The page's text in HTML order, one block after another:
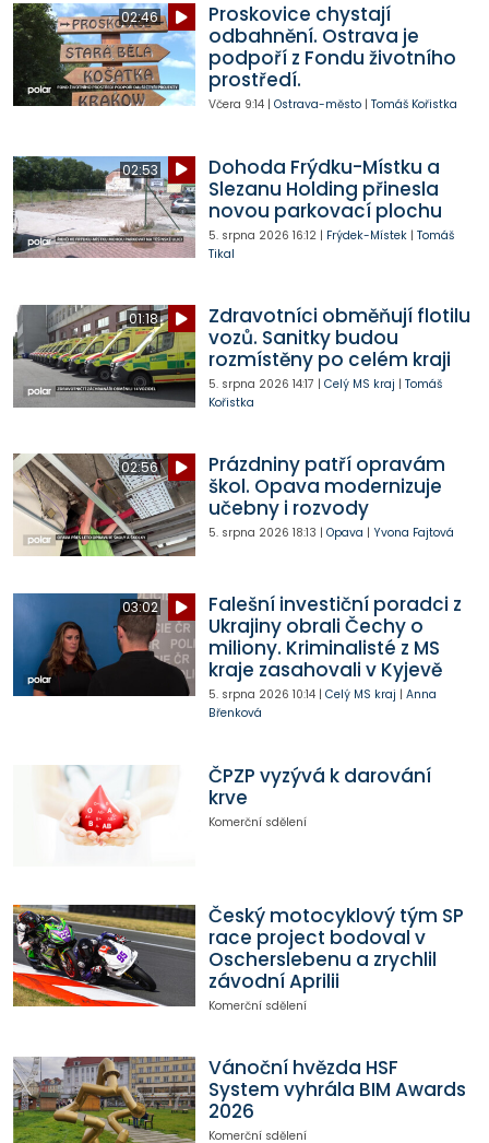
02:46
Proskovice chystají
odbahnění. Ostrava je
podpoří z Fondu životního
prostředí.
Včera 9:14| Ostrava-město| Tomáš Kořistka
02:53
Dohoda Frýdku-Místku a
Slezanu Holding přinesla
novou parkovací plochu
5. srpna 2026 16:12| Frýdek-Místek| Tomáš
Tikal
01:18
Zdravotníci obměňují flotilu
vozů. Sanitky budou
rozmístěny po celém kraji
5. srpna 2026 14:17 | Celý MS kraj | Tomáš
Kořistka
02:56
Prázdniny patří opravám
škol. Opava modernizuje
učebny i rozvody
5. srpna 2026 18:13 | Opava | Yvona Fajtová
03:02
Falešní investiční poradci z
Ukrajiny obrali Čechy o
miliony. Kriminalisté z MS
kraje zasahovali v Kyjevě
5. srpna 2026 10:14| Celý MS kraj | Anna
Břenková
ČPZP vyzývá k darování
krve
Komerční sdělení
Český motocyklový tým SP
race project bodoval v
Oscherslebenu a zrychlil
závodní Aprilii
Komerční sdělení
Vánoční hvězda HSF
System vyhrála BIM Awards
2026
Komerční sdělení